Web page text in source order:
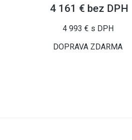
4 161 € bez DPH
4 993 € s DPH
DOPRAVA ZDARMA